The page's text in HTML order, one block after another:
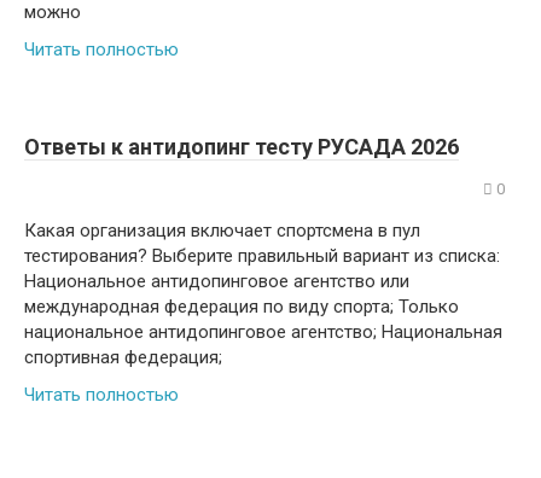
можно
Читать полностью
Ответы к антидопинг тесту РУСАДА 2026
0
Какая организация включает спортсмена в пул
тестирования? Выберите правильный вариант из списка:
Национальное антидопинговое агентство или
международная федерация по виду спорта; Только
национальное антидопинговое агентство; Национальная
спортивная федерация;
Читать полностью